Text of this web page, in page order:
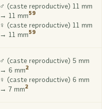
♂ (caste reproductive) 11 mm
→ 11 mm59
♀ (caste reproductive) 11 mm
→ 11 mm59
♂ (caste reproductive) 5 mm
→ 6 mm2
♀ (caste reproductive) 6 mm
→ 7 mm2